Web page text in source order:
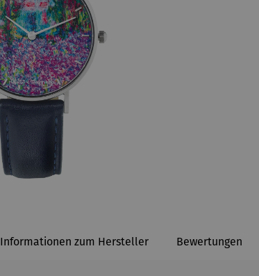
Informationen zum Hersteller Bewertungen